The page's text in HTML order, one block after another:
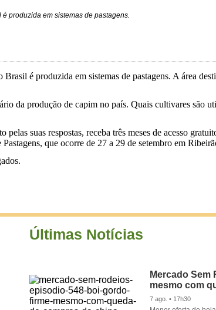
produzida em sistemas de pastagens.
é produzida em sistemas de pastagens. A área
da produção de capim no país. Quais cultivares são
pelas suas respostas, receba três meses de acesso
que ocorre de 27 a 29 de setembro em
Últimas Notícias
Mercado Sem
mesmo com
7 ago. • 17h30